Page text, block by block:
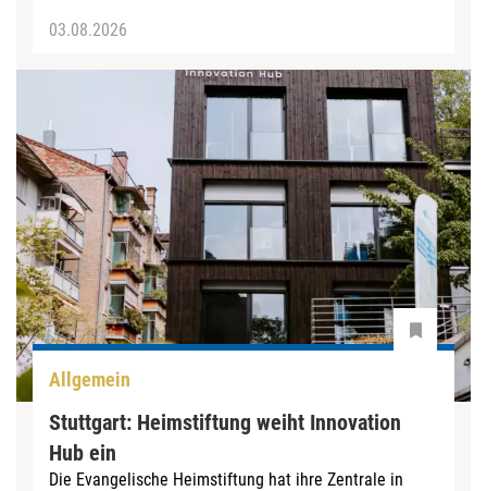
03.08.2026
Allgemein
Stuttgart: Heimstiftung weiht Innovation
Hub ein
Die Evangelische Heimstiftung hat ihre Zentrale in